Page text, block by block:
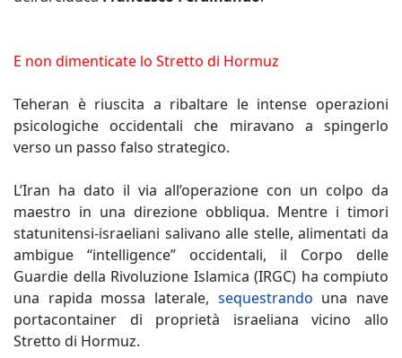
E non dimenticate lo Stretto di Hormuz
Teheran è riuscita a ribaltare le intense operazioni
psicologiche occidentali che miravano a spingerlo
verso un passo falso strategico.
L’Iran ha dato il via all’operazione con un colpo da
maestro in una direzione obbliqua. Mentre i timori
statunitensi-israeliani salivano alle stelle, alimentati da
ambigue “intelligence” occidentali, il Corpo delle
Guardie della Rivoluzione Islamica (IRGC) ha compiuto
una rapida mossa laterale, sequestrando una nave
portacontainer di proprietà israeliana vicino allo
Stretto di Hormuz.